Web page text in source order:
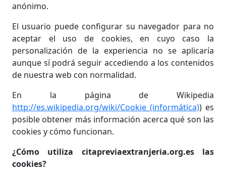
anónimo.
El usuario puede configurar su navegador para no
aceptar el uso de cookies, en cuyo caso la
personalización de la experiencia no se aplicaría
aunque sí podrá seguir accediendo a los contenidos
de nuestra web con normalidad.
En la página de Wikipedia
http://es.wikipedia.org/wiki/Cookie_(informática)) es
posible obtener más información acerca qué son las
cookies y cómo funcionan.
¿Cómo utiliza citapreviaextranjeria.org.es las
cookies?